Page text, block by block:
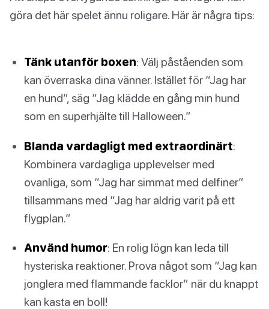
göra det här spelet ännu roligare. Här är några tips:
Tänk utanför boxen: Välj påståenden som
kan överraska dina vänner. Istället för “Jag har
en hund”, säg “Jag klädde en gång min hund
som en superhjälte till Halloween.”
Blanda vardagligt med extraordinärt:
Kombinera vardagliga upplevelser med
ovanliga, som “Jag har simmat med delfiner”
tillsammans med “Jag har aldrig varit på ett
flygplan.”
Använd humor: En rolig lögn kan leda till
hysteriska reaktioner. Prova något som “Jag kan
jonglera med flammande facklor” när du knappt
kan kasta en boll!